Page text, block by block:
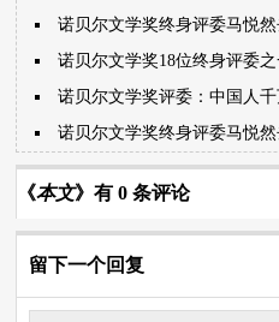
诺贝尔文学奖终身评委马悦
诺贝尔文学奖18位终身评委
诺贝尔文学奖评委：中国人
诺贝尔文学奖终身评委马悦
《本文》有 0 条评论
留下一个回复